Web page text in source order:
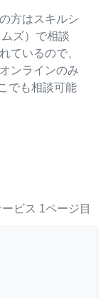
方はスキルシ
ズ）で相談
ているので、
ンラインのみ
でも相談可能
ビス 1ページ目